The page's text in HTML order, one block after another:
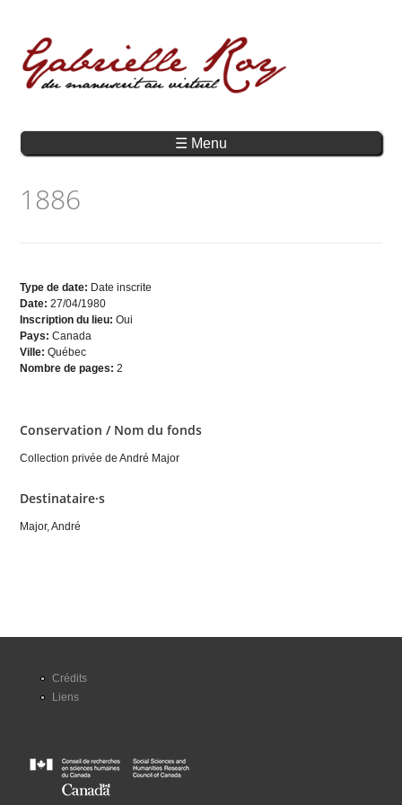
☰ Menu
1886
Type de date: Date inscrite
Date:27/04/1980
Inscription du lieu:Oui
Pays:Canada
Ville:Québec
Nombre de pages:2
Conservation / Nom du fonds
Collection privée de André Major
Destinataire·s
Major, André
Crédits
Liens